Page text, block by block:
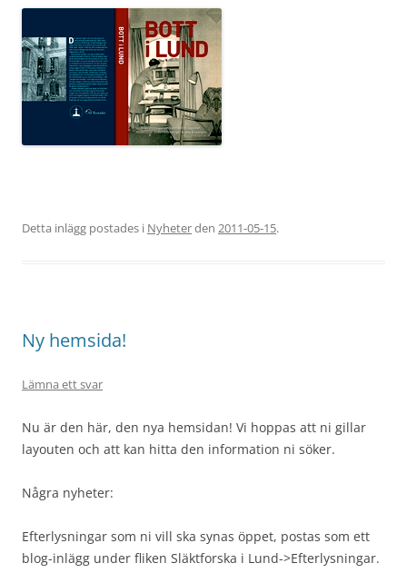
Detta inlägg postades i Nyheterden 2011-05-15.
Ny hemsida!
Lämna ett svar
Nu är den här, den nya hemsidan! Vi hoppas att ni gillar
layouten och att kan hitta den information ni söker.
Några nyheter:
Efterlysningar som ni vill ska synas öppet, postas som ett
blog-inlägg under fliken Släktforska i Lund->Efterlysningar.